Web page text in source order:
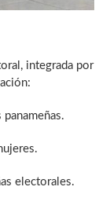
integrada por
electorales.